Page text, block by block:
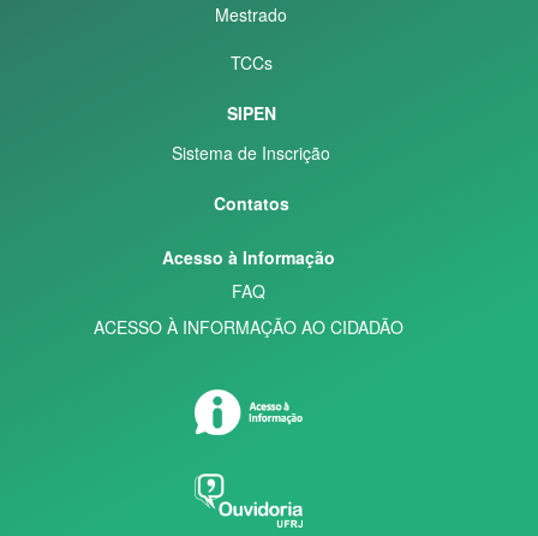
Mestrado
TCCs
SIPEN
Sistema de Inscrição
Contatos
Acesso à Informação
FAQ
ACESSO À INFORMAÇÃO AO CIDADÃO